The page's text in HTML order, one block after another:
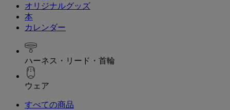
オリジナルグッズ
本
カレンダー
ハーネス・リード・首輪
ウェア
すべての商品